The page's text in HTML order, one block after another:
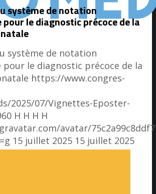
système de notation
le diagnostic précoce de la
système de notation
le diagnostic précoce de la
https://www.congres-
2025/07/Vignettes-Eposter-
H H H H
avatar/
15 juillet 2025 15 juillet 2025